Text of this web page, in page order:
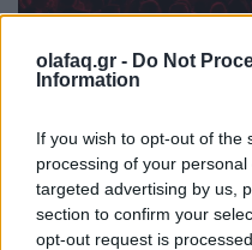
olafaq.gr - Do Not
Information
If you wish to opt-out of the
processing of your
targeted advertising by us,
section to confirm your
opt-out request is
Events
Παπαστράτος: 95
βλέμμα στραμμένο
28.05.26